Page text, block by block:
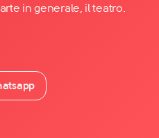
in generale, il teatro.